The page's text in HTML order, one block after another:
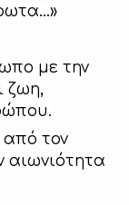
με την
ζωη,
τον
αιωνιότητα